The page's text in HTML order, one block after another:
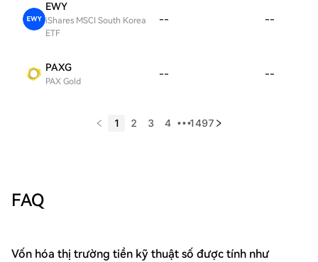
EWY
iShares MSCI South Korea
ETF
-- --
PAXG
PAX Gold
-- --
1 2 3 4 •••1497
FAQ
Vốn hóa thị trường tiền kỹ thuật số được tính như